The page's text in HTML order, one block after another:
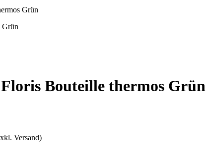
Grün
Grün
Bouteille thermos Grün
Versand)